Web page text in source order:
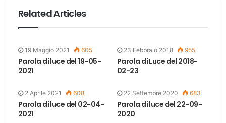
Related Articles
19 Maggio 2021 605
Parola di luce del 19-05-
2021
23 Febbraio 2018 955
Parola di Luce del 2018-
02-23
2 Aprile 2021 608
Parola di luce del 02-04-
2021
22 Settembre 2020 683
Parola di luce del 22-09-
2020